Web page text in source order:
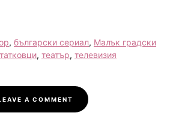
, български сериал, Малък градски
татковци, театър, телевизия
A COMMENT